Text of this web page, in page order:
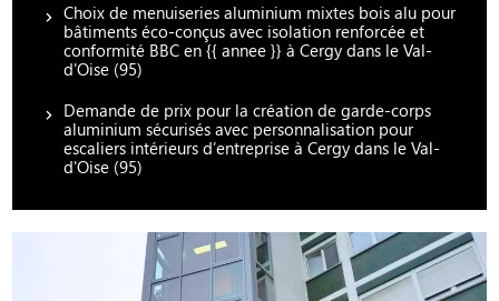
Choix de menuiseries aluminium mixtes bois alu pour
bâtiments éco-conçus avec isolation renforcée et
conformité BBC en {{ annee }} à Cergy dans le Val-
d'Oise (95)
Demande de prix pour la création de garde-corps
aluminium sécurisés avec personnalisation pour
escaliers intérieurs d’entreprise à Cergy dans le Val-
d'Oise (95)